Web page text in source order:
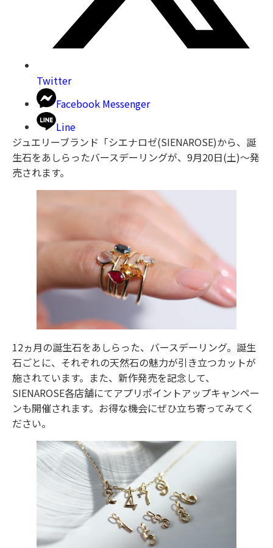
Twitter
Facebook Messenger
Line
ジュエリーブランド「シエナロゼ(SIENAROSE)から、誕
生石をあしらったバースデーリングが、9月20日(土)〜発
売されます。
12ヵ月の誕生石をあしらった、バースデーリング。誕生
石ごとに、それぞれの天然石の魅力が引き立つカットが
施されています。また、新作発売を記念して、
SIENAROSE各店舗にてアプリポイントアップキャンペー
ンも開催されます。お得な機会にぜひ立ち寄ってみてく
ださい。